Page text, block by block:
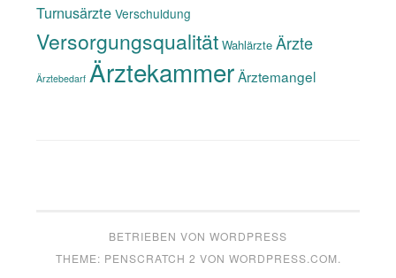
Turnusärzte Verschuldung
Versorgungsqualität Wahlärzte Ärzte
Ärztebedarf ÄrztekammerÄrztemangel
BETRIEBEN VON WORDPRESS
THEME: PENSCRATCH 2 VON WORDPRESS.COM.